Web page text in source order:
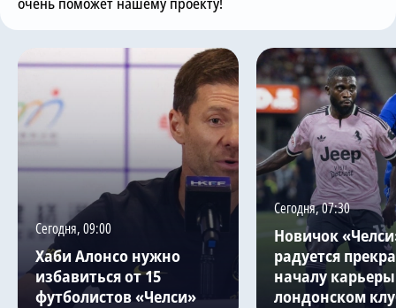
Сегодня, 09:00
Хаби Алонсо нужно
избавиться от 15
футболистов «Челси»
Сегодня, 07:30
Новичок
радуется
началу
лондонском